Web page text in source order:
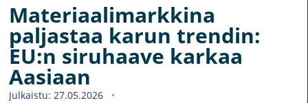
Materiaalimarkkina
paljastaa karun trendin:
EU:n siruhaave karkaa
Aasiaan
Julkaistu: 27.05.2026